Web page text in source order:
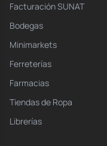
Facturación SUNAT
Bodegas
Minimarkets
Ferreterías
Farmacias
Tiendas de Ropa
Librerías